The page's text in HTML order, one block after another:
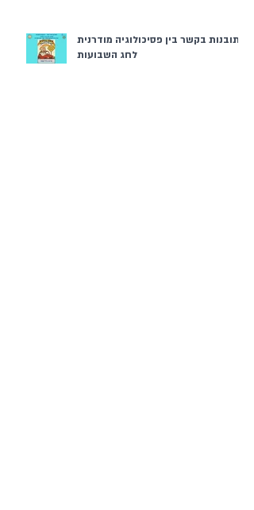
תובנות בקשר בין פסיכולוגיה מודרנית
לחג השבועות